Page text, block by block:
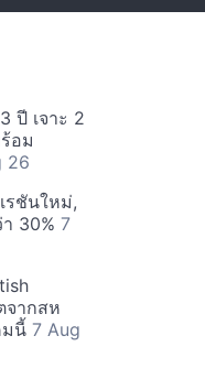
ปี เจาะ 2
อม
26
รชันใหม่,
30% 7
จากสห
มนี้ 7 Aug